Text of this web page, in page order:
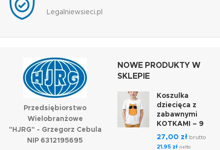
Legalniewsieci.pl
Przedsiębiorstwo
Wielobranżowe
"HJRG" - Grzegorz Cebula
NIP 6312195695
NOWE PRODUKTY W
SKLEPIE
Koszulka
dziecięca z
zabawnymi
KOTKAMI – 9
27,00 zł brutto
21,95 zł netto